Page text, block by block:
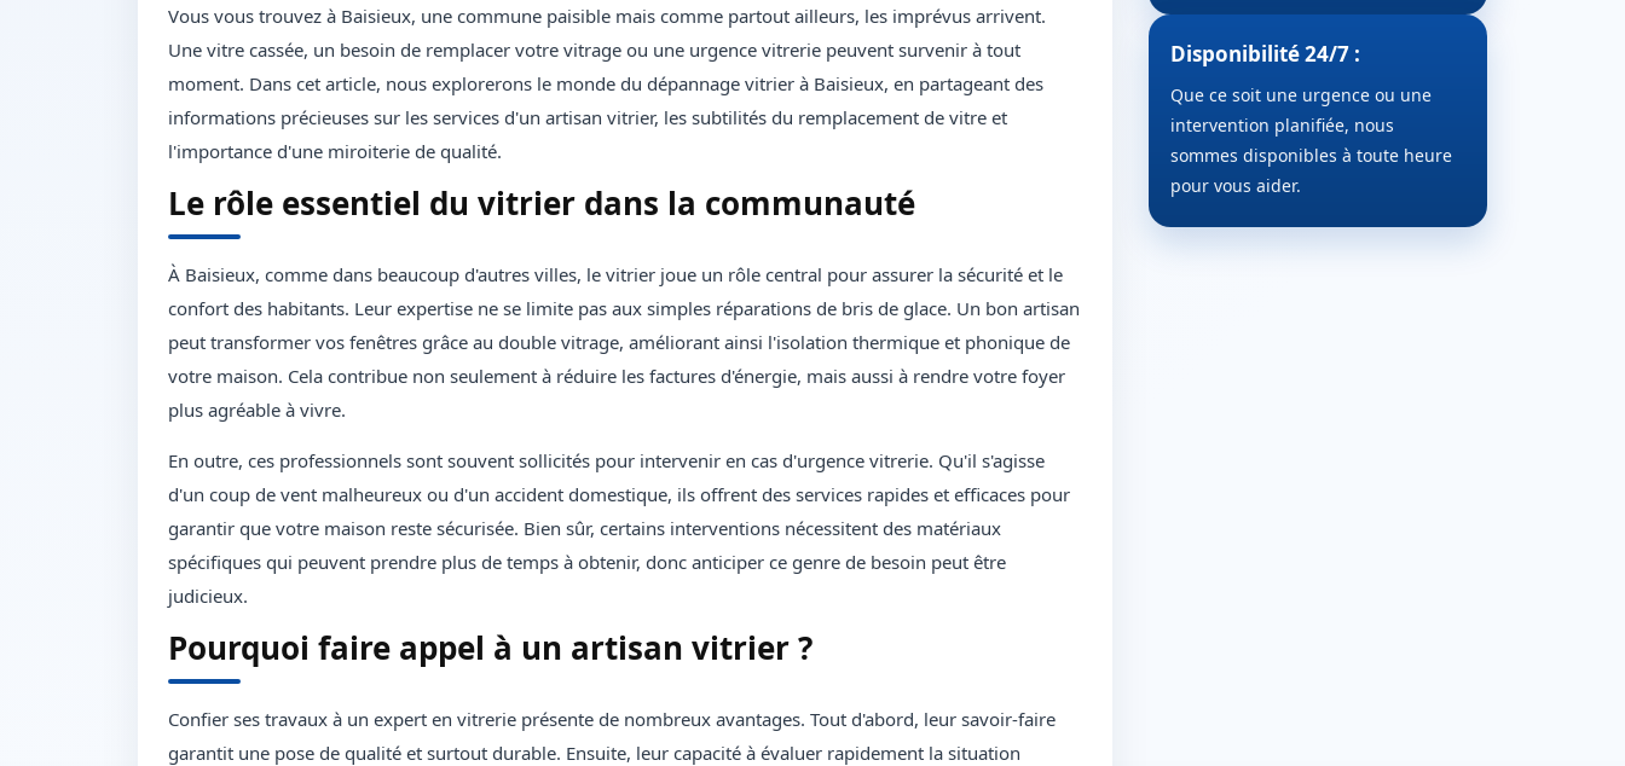
Vous vous trouvez à Baisieux, une commune paisible mais comme partout ailleurs, les imprévus arrivent.
Une vitre cassée, un besoin de remplacer votre vitrage ou une urgence vitrerie peuvent survenir à tout
moment. Dans cet article, nous explorerons le monde du dépannage vitrier à Baisieux, en partageant des
informations précieuses sur les services d'un artisan vitrier, les subtilités du remplacement de vitre et
l'importance d'une miroiterie de qualité.
Le rôle essentiel du vitrier dans la communauté
À Baisieux, comme dans beaucoup d'autres villes, le vitrier joue un rôle central pour assurer la sécurité et le
confort des habitants. Leur expertise ne se limite pas aux simples réparations de bris de glace. Un bon artisan
peut transformer vos fenêtres grâce au double vitrage, améliorant ainsi l'isolation thermique et phonique de
votre maison. Cela contribue non seulement à réduire les factures d'énergie, mais aussi à rendre votre foyer
plus agréable à vivre.
En outre, ces professionnels sont souvent sollicités pour intervenir en cas d'urgence vitrerie. Qu'il s'agisse
d'un coup de vent malheureux ou d'un accident domestique, ils offrent des services rapides et efficaces pour
garantir que votre maison reste sécurisée. Bien sûr, certains interventions nécessitent des matériaux
spécifiques qui peuvent prendre plus de temps à obtenir, donc anticiper ce genre de besoin peut être
judicieux.
Pourquoi faire appel à un artisan vitrier ?
Confier ses travaux à un expert en vitrerie présente de nombreux avantages. Tout d'abord, leur savoir-faire
garantit une pose de qualité et surtout durable. Ensuite, leur capacité à évaluer rapidement la situation
Disponibilité 24/7 :
Que ce soit une urgence ou une
intervention planifiée, nous
sommes disponibles à toute heure
pour vous aider.